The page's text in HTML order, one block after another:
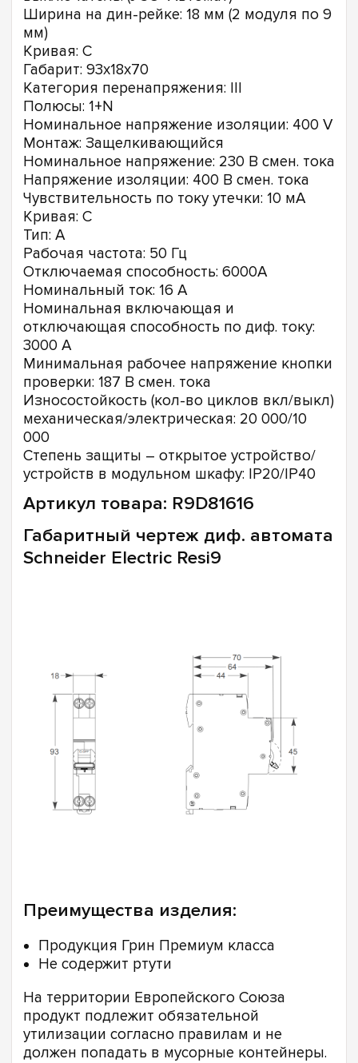
Ширина на дин-рейке: 18 мм (2 модуля по 9
мм)
Кривая: С
Габарит: 93х18х70
Категория перенапряжения: III
Полюсы: 1+N
Номинальное напряжение изоляции: 400 V
Монтаж: Защелкивающийся
Номинальное напряжение: 230 В смен. тока
Напряжение изоляции: 400 В смен. тока
Чувствительность по току утечки: 10 мА
Кривая: С
Тип: А
Рабочая частота: 50 Гц
Отключаемая способность: 6000А
Номинальный ток: 16 А
Номинальная включающая и
отключающая способность по диф. току:
3000 А
Минимальная рабочее напряжение кнопки
проверки: 187 В смен. тока
Износостойкость (кол-во циклов вкл/выкл)
механическая/электрическая: 20 000/10
000
Степень защиты – открытое устройство/
устройств в модульном шкафу: IP20/IP40
Артикул товара: R9D81616
Габаритный чертеж диф. автомата
Schneider Electric Resi9
Преимущества изделия:
Продукция Грин Премиум класса
Не содержит ртути
На территории Европейского Союза
продукт подлежит обязательной
утилизации согласно правилам и не
должен попадать в мусорные контейнеры.